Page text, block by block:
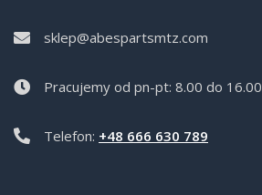
sklep@abespartsmtz.com
Pracujemy od pn-pt: 8.00 do 16.00
Telefon: +48 666 630 789